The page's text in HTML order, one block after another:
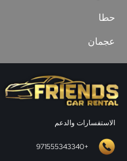
حطا
عجمان
الاستفسارات والدعم
+971555343340